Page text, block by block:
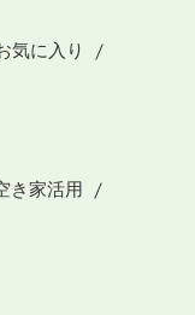
気に入り
き家活用